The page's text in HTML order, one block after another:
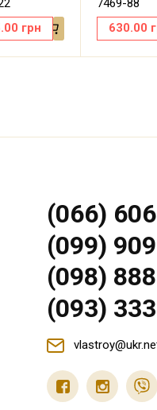
грн
630.00
(066)
(099)
(098)
(093)